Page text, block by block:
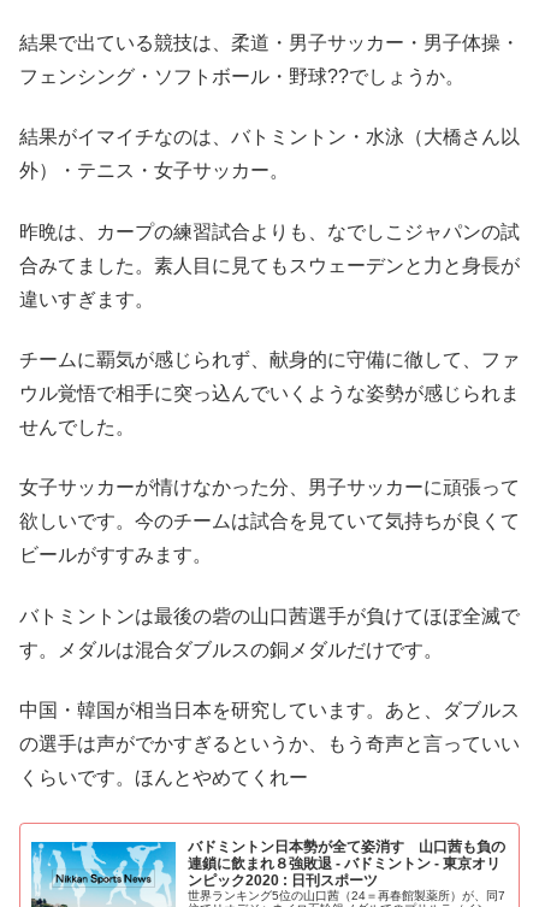
結果で出ている競技は、柔道・男子サッカー・男子体操・
フェンシング・ソフトボール・野球??でしょうか。
結果がイマイチなのは、バトミントン・水泳（大橋さん以
外）・テニス・女子サッカー。
昨晩は、カープの練習試合よりも、なでしこジャパンの試
合みてました。素人目に見てもスウェーデンと力と身長が
違いすぎます。
チームに覇気が感じられず、献身的に守備に徹して、ファ
ウル覚悟で相手に突っ込んでいくような姿勢が感じられま
せんでした。
女子サッカーが情けなかった分、男子サッカーに頑張って
欲しいです。今のチームは試合を見ていて気持ちが良くて
ビールがすすみます。
バトミントンは最後の砦の山口茜選手が負けてほぼ全滅で
す。メダルは混合ダブルスの銅メダルだけです。
中国・韓国が相当日本を研究しています。あと、ダブルス
の選手は声がでかすぎるというか、もう奇声と言っていい
くらいです。ほんとやめてくれー
バドミントン日本勢が全て姿消す 山口茜も負の
連鎖に飲まれ８強敗退 - バドミントン - 東京オリ
ンピック2020 : 日刊スポーツ
世界ランキング5位の山口茜（24＝再春館製薬所）が、同7